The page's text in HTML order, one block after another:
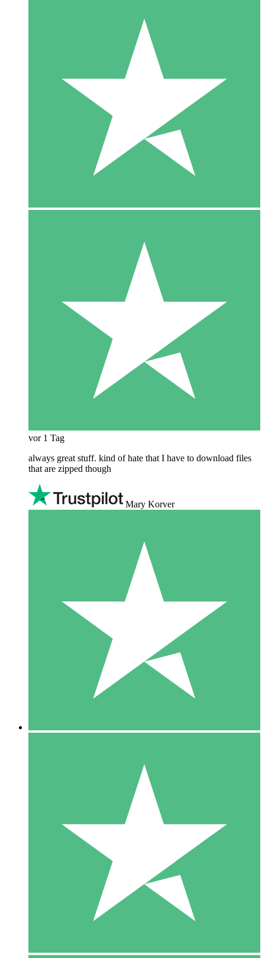
vor 1 Tag
always great stuff. kind of hate that I have to download files
that are zipped though
Mary Korver